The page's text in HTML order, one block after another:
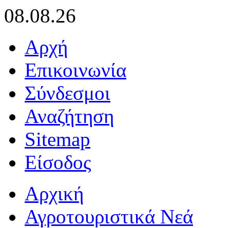
08.08.26
Αρχή
Επικοινωνία
Σύνδεσμοι
Αναζήτηση
Sitemap
Είσοδος
Αρχική
Αγροτουριστικά Νεά